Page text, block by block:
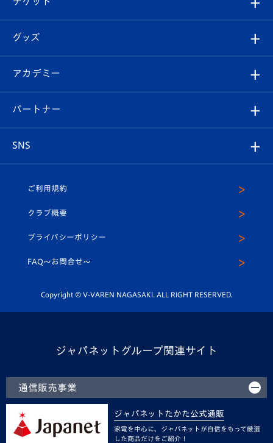
チケット
イベント
メディア
ホームタウン
エンブレム紹介
スタッフプロフィール
マスコット紹介
平和祈念活動
ホームタウン活動
はじめての観戦ガイド
Revive Team
ヴィヴィくんの長崎おもてなしガイド
フォトギャラリー
スタジアムグルメ
チケット
V-LOVERS（ファンクラブ）
プレイヤーズスイート
グッズ
オンラインショップ
店舗情報
アカデミー
育成からのお知らせ
U-18
スクール
パートナー
SNS
ヴィヴィくんインスタグラム
公式LINE＠
ご利用規約
クラブ概要
プライバシーポリシー
FAQ〜お問合せ〜
Copyright © V-VAREN NAGASAKI. ALL RIGHT RESERVED.
ジャパネットグループ関連サイト
通信販売事業
ジャパネットたかた公式通販
家電を中心に、ジャパネットが自信をもって厳選
した商品だけをご紹介！